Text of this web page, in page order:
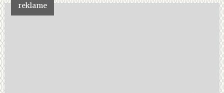
reklame